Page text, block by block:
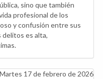
sino que también
profesional de los
y confusión entre sus
delitos es alta,
Martes 17 de febrero de 2026